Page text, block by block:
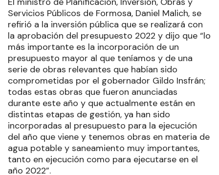
Servicios Públicos de Formosa, Daniel Malich, se
refirió a la inversión pública que se realizará con
la aprobación del presupuesto 2022 y dijo que “lo
más importante es la incorporación de un
presupuesto mayor al que teníamos y de una
serie de obras relevantes que habían sido
comprometidas por el gobernador Gildo Insfrán;
todas estas obras que fueron anunciadas
durante este año y que actualmente están en
distintas etapas de gestión, ya han sido
incorporadas al presupuesto para la ejecución
del año que viene y tenemos obras en materia de
agua potable y saneamiento muy importantes,
tanto en ejecución como para ejecutarse en el
año 2022”.